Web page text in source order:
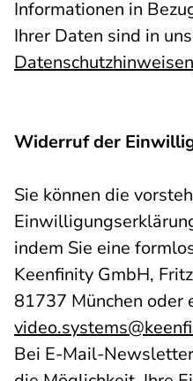
Informationen in
Ihrer Daten sind in
Datenschutzhinweisen
Widerruf der
Sie können die
indem Sie eine
Keenfinity GmbH,
81737 München oder
Bei E-Mail-